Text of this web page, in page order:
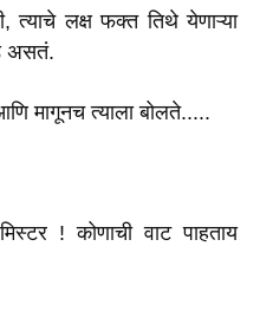
त्याचे लक्ष फक्त तिथे येणाऱ्या
असतं.
मागूनच त्याला बोलते.....
! कोणाची वाट पाहताय